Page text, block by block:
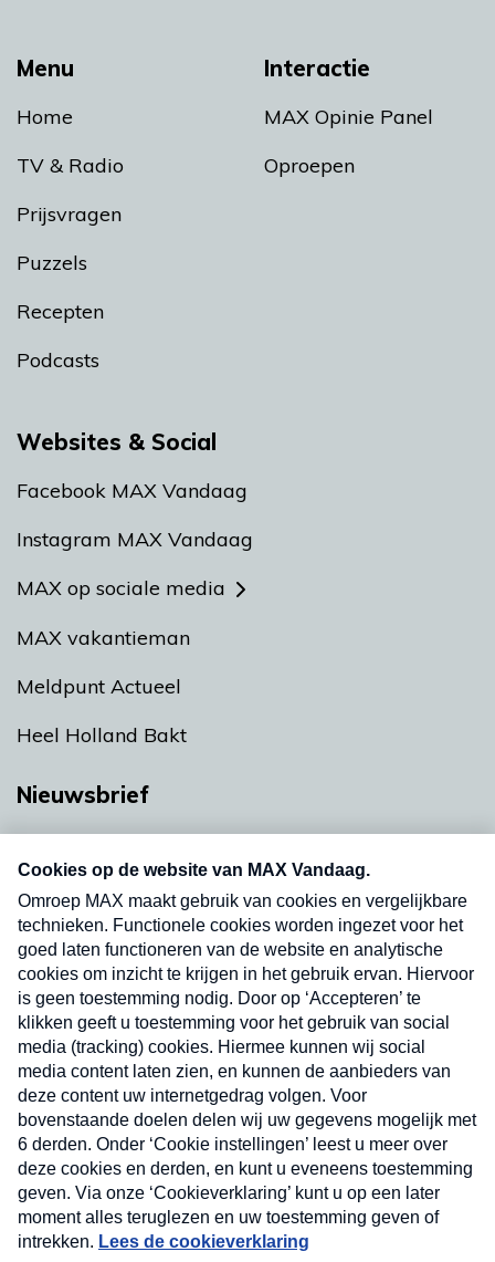
Menu
Home
TV & Radio
Prijsvragen
Puzzels
Recepten
Podcasts
Interactie
MAX Opinie Panel
Oproepen
Websites & Social
Facebook MAX Vandaag
Instagram MAX Vandaag
MAX op sociale media
MAX vakantieman
Meldpunt Actueel
Heel Holland Bakt
Nieuwsbrief
nieuwsbrief. Elke vrijdag- en dinsdagochtend in
uw mailbox.
Verzend
Nieuwsbrief
Neem hier een gratis abonnement op onze
nieuwsbrief. Elke vrijdag- en dinsdagochtend in uw